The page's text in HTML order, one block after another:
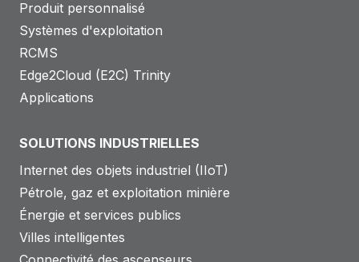
Produit personnalisé
Systèmes d'exploitation
RCMS
Edge2Cloud (E2C) Trinity
Applications
SOLUTIONS INDUSTRIELLES
Internet des objets industriel (IIoT)
Pétrole, gaz et exploitation minière
Énergie et services publics
Villes intelligentes